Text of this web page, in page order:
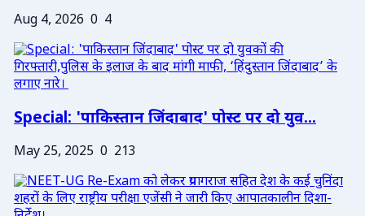
Aug 4, 2026 0 4
Special: 'पाकिस्तान जिंदाबाद' पोस्ट पर दो युव...
May 25, 2025 0 213